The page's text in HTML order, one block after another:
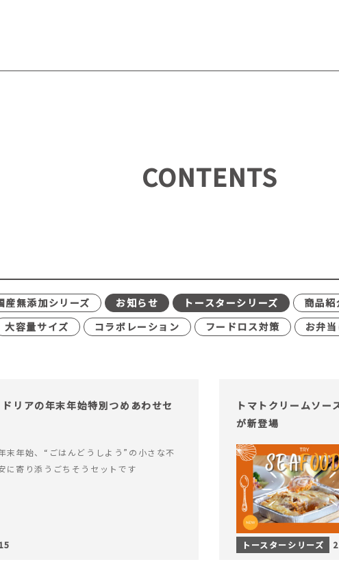
CONTENTS
産無添加シリーズ お知らせ トースターシリーズ 商品紹
大容量サイズ コラボレーション フードロス対策 お弁
リアの年末年始特別つめあわせセ
末年始、“ごはんどうしよう”の小さな不
に寄り添うごちそうセットです
トマトクリームソー
が新登場
トースターシリーズ